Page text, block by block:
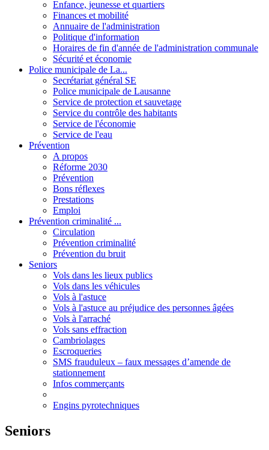
Enfance, jeunesse et quartiers
Finances et mobilité
Annuaire de l'administration
Politique d'information
Horaires de fin d'année de l'administration communale
Sécurité et économie
Police municipale de La...
Secrétariat général SE
Police municipale de Lausanne
Service de protection et sauvetage
Service du contrôle des habitants
Service de l'économie
Service de l'eau
Prévention
A propos
Réforme 2030
Prévention
Bons réflexes
Prestations
Emploi
Prévention criminalité ...
Circulation
Prévention criminalité
Prévention du bruit
Seniors
Vols dans les lieux publics
Vols dans les véhicules
Vols à l'astuce
Vols à l'astuce au préjudice des personnes âgées
Vols à l'arraché
Vols sans effraction
Cambriolages
Escroqueries
SMS frauduleux – faux messages d’amende de
stationnement
Infos commerçants
Engins pyrotechniques
Seniors